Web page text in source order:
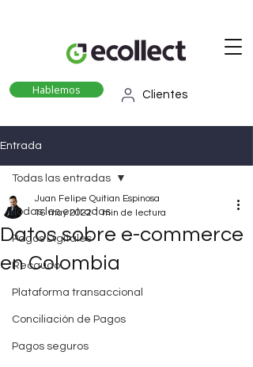
Clientes
Hablemos
Entrada
Todas las entradas
Pagos Digitales
Recaudo
Plataforma transaccional
Conciliación de Pagos
Pagos seguros
Todas las entradas
Datos sobre e-commerce
en Colombia
Juan Felipe Quitian Espinosa
16 may 2022 1 min de lectura